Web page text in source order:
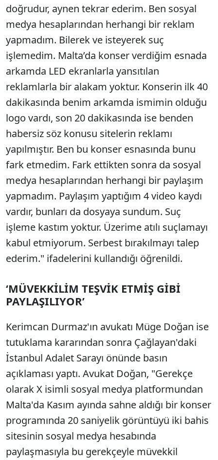
doğrudur, aynen tekrar ederim. Ben sosyal
medya hesaplarından herhangi bir reklam
yapmadım. Bilerek ve isteyerek suç
işlemedim. Malta’da konser verdiğim esnada
arkamda LED ekranlarla yansıtılan
reklamlarla bir alakam yoktur. Konserin ilk 40
dakikasında benim arkamda ismimin olduğu
logo vardı, son 20 dakikasında ise benden
habersiz söz konusu sitelerin reklamı
yapılmıştır. Ben bu konser esnasında bunu
fark etmedim. Fark ettikten sonra da sosyal
medya hesaplarından herhangi bir paylaşım
yapmadım. Paylaşım yaptığım 4 video kaydı
vardır, bunları da dosyaya sundum. Suç
işleme kastım yoktur. Üzerime atılı suçlamayı
kabul etmiyorum. Serbest bırakılmayı talep
ederim." ifadelerini kullandığı öğrenildi.
‘MÜVEKKİLİM TEŞVİK ETMİŞ GİBİ
PAYLAŞILIYOR’
Kerimcan Durmaz'ın avukatı Müge Doğan ise
tutuklama kararından sonra Çağlayan'daki
İstanbul Adalet Sarayı önünde basın
açıklaması yaptı. Avukat Doğan, "Gerekçe
olarak X isimli sosyal medya platformundan
Malta'da Kasım ayında sahne aldığı bir konser
programında 20 saniyelik görüntüyü iki bahis
sitesinin sosyal medya hesabında
paylaşmasıyla bu gerekçeyle müvekkil